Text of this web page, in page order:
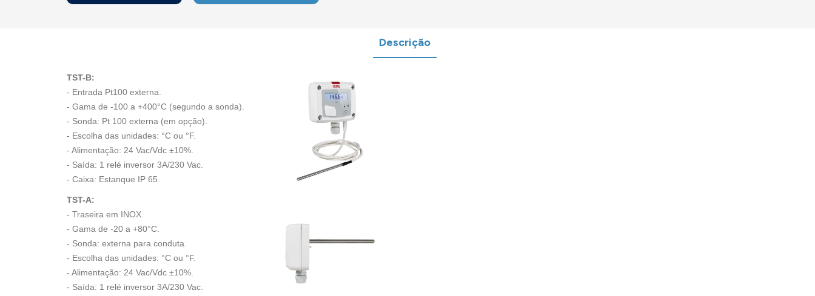
Descrição
TST-B:
- Entrada Pt100 externa.
- Gama de -100 a +400°C (segundo a sonda).
- Sonda: Pt 100 externa (em opção).
- Escolha das unidades: °C ou °F.
- Alimentação: 24 Vac/Vdc ±10%.
- Saída: 1 relé inversor 3A/230 Vac.
- Caixa: Estanque IP 65.
TST-A:
- Traseira em INOX.
- Gama de -20 a +80°C.
- Sonda: externa para conduta.
- Escolha das unidades: °C ou °F.
- Alimentação: 24 Vac/Vdc ±10%.
- Saída: 1 relé inversor 3A/230 Vac.